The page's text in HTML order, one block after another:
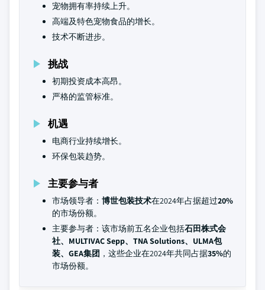
宠物拥有率持续上升。
高端及特色宠物食品的增长。
技术不断进步。
挑战
初期投资成本高昂。
严格的监管标准。
机遇
电商行业持续增长。
环保包装趋势。
主要参与者
市场领导者： 博世包装技术在2024年占据超过20%
的市场份额。
主要参与者：该市场前五名企业包括石田株式会
社、MULTIVAC Sepp、TNA Solutions、ULMA包
装、GEA集团 ，这些企业在2024年共同占据35%的
市场份额。